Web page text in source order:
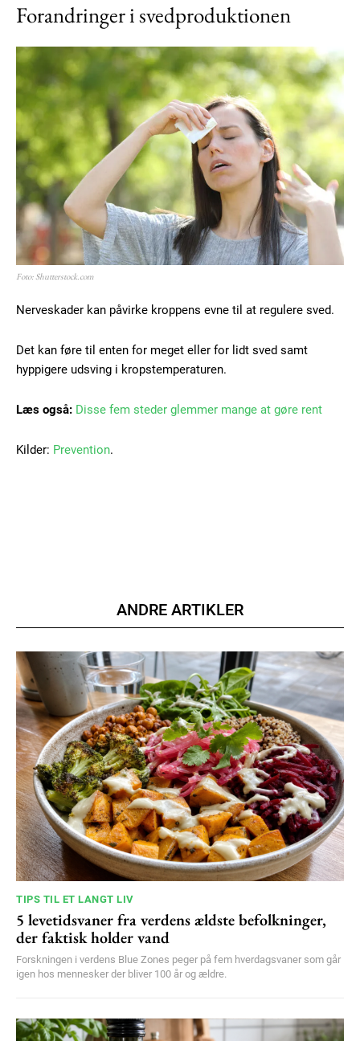
Forandringer i svedproduktionen
Foto: Shutterstock.com
Nerveskader kan påvirke kroppens evne til at regulere sved.
Det kan føre til enten for meget eller for lidt sved samt
hyppigere udsving i kropstemperaturen.
Læs også: Disse fem steder glemmer mange at gøre rent
Kilder: Prevention.
ANDRE ARTIKLER
TIPS TIL ET LANGT LIV
5 levetidsvaner fra verdens ældste befolkninger,
der faktisk holder vand
Forskningen i verdens Blue Zones peger på fem hverdagsvaner som går
igen hos mennesker der bliver 100 år og ældre.